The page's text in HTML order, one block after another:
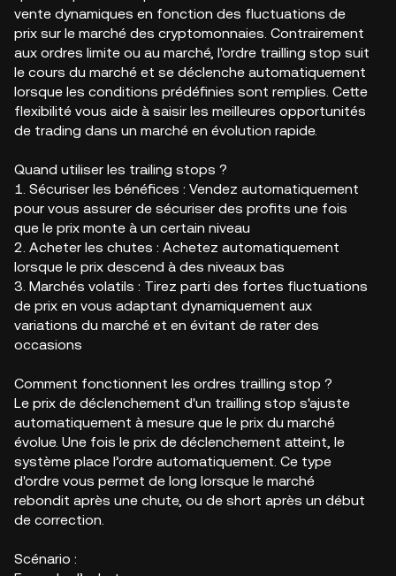
vente dynamiques en fonction des fluctuations de
prix sur le marché des cryptomonnaies. Contrairement
aux ordres limite ou au marché, l'ordre trailling stop suit
le cours du marché et se déclenche automatiquement
lorsque les conditions prédéfinies sont remplies. Cette
flexibilité vous aide à saisir les meilleures opportunités
de trading dans un marché en évolution rapide.
Quand utiliser les trailing stops ?
1. Sécuriser les bénéfices : Vendez automatiquement
pour vous assurer de sécuriser des profits une fois
que le prix monte à un certain niveau
2. Acheter les chutes : Achetez automatiquement
lorsque le prix descend à des niveaux bas
3. Marchés volatils : Tirez parti des fortes fluctuations
de prix en vous adaptant dynamiquement aux
variations du marché et en évitant de rater des
occasions
Comment fonctionnent les ordres trailling stop ?
Le prix de déclenchement d'un trailling stop s'ajuste
automatiquement à mesure que le prix du marché
évolue. Une fois le prix de déclenchement atteint, le
système place l’ordre automatiquement. Ce type
d'ordre vous permet de long lorsque le marché
rebondit après une chute, ou de short après un début
de correction.
Scénario :